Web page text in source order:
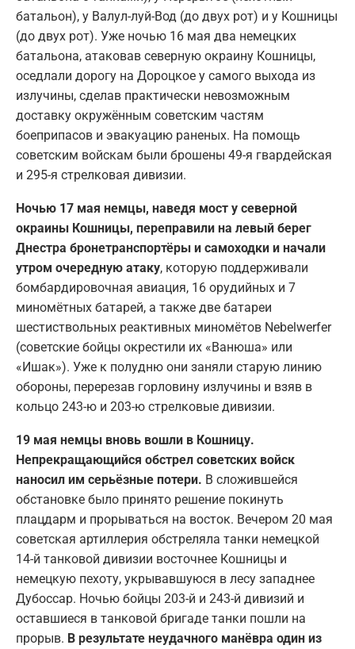
батальон), у Валул-луй-Вод (до двух рот) и у Кошницы
(до двух рот). Уже ночью 16 мая два немецких
батальона, атаковав северную окраину Кошницы,
оседлали дорогу на Дороцкое у самого выхода из
излучины, сделав практически невозможным
доставку окружённым советским частям
боеприпасов и эвакуацию раненых. На помощь
советским войскам были брошены 49-я гвардейская
и 295-я стрелковая дивизии.
Ночью 17 мая немцы, наведя мост у северной
окраины Кошницы, переправили на левый берег
Днестра бронетранспортёры и самоходки и начали
утром очередную атаку, которую поддерживали
бомбардировочная авиация, 16 орудийных и 7
миномётных батарей, а также две батареи
шестиствольных реактивных миномётов Nebelwerfer
(советские бойцы окрестили их «Ванюша» или
«Ишак»). Уже к полудню они заняли старую линию
обороны, перерезав горловину излучины и взяв в
кольцо 243-ю и 203-ю стрелковые дивизии.
19 мая немцы вновь вошли в Кошницу.
Непрекращающийся обстрел советских войск
наносил им серьёзные потери. В сложившейся
обстановке было принято решение покинуть
плацдарм и прорываться на восток. Вечером 20 мая
советская артиллерия обстреляла танки немецкой
14-й танковой дивизии восточнее Кошницы и
немецкую пехоту, укрывавшуюся в лесу западнее
Дубоссар. Ночью бойцы 203-й и 243-й дивизий и
оставшиеся в танковой бригаде танки пошли на
прорыв. В результате неудачного манёвра один из